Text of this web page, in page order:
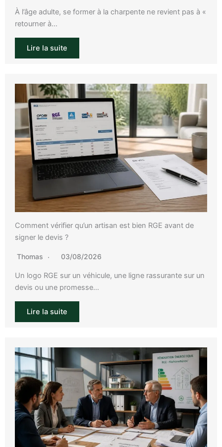
À l’âge adulte, se former à la charpente ne revient pas à «
retourner à…
Lire la suite
Comment vérifier qu’un artisan est bien RGE avant de
signer le devis ?
Thomas 03/08/2026
Un logo RGE sur un véhicule, une ligne rassurante sur un
devis ou une promesse…
Lire la suite